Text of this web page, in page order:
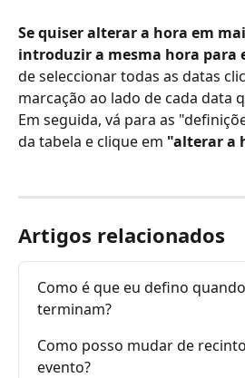
Se quiser alterar a hora em
introduzir a mesma hora para
de seleccionar todas as datas
marcação ao lado de cada data
Em seguida, vá para as
da tabela e clique em "alterar a
Artigos relacionados
Como é que eu defino
terminam?
Como posso mudar de
evento?